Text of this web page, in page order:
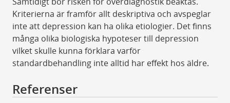
Kriterierna är framför allt deskriptiva och avspeglar
inte att depression kan ha olika etiologier. Det finns
många olika biologiska hypoteser till depression
vilket skulle kunna förklara varför
standardbehandling inte alltid har effekt hos äldre.
Referenser